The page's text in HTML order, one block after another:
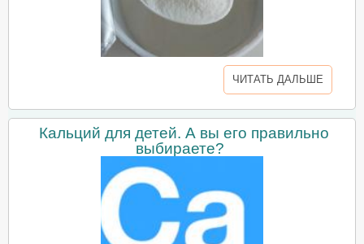
ЧИТАТЬ ДАЛЬШЕ
Кальций для детей. А вы его правильно
выбираете?